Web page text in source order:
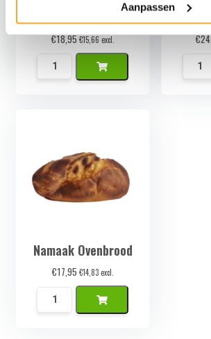
Aanpassen
Namaak Stokbrood
€18,95 €15,66 excl.
Namaak
Stokbrood
€
Bruin
Namaak Ovenbrood
€17,95 €14,83excl.
Namaak
Ovenbrood